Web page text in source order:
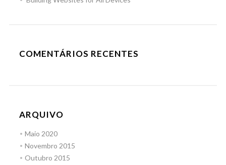
COMENTÁRIOS RECENTES
ARQUIVO
Maio 2020
Novembro 2015
Outubro 2015